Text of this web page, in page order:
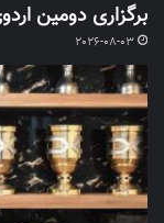
برگزاری دومین
2026-08-03